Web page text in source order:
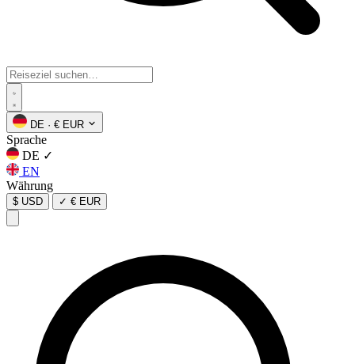
DE · € EUR
Sprache
DE ✓
EN
Währung
$ USD ✓ € EUR